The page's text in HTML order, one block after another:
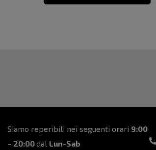
Siamo reperibili nei seguenti orari 9:00
– 20:00dal Lun-Sab